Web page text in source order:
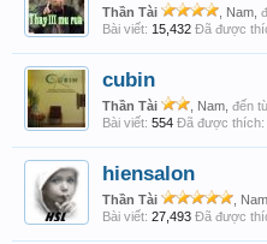
Thần Tài , Nam,
Bài viết: 15,432 Đã được
cubin
Thần Tài , Nam, đến
Bài viết: 554 Đã được thích:
hiensalon
Thần Tài
, Nam
Bài viết: 27,493 Đã được